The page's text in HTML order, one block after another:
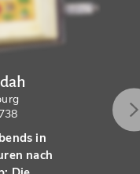
in
nach